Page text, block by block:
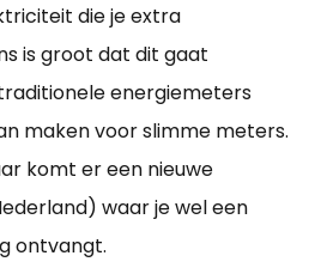
die je extra
is groot dat dit gaat
energiemeters
maken voor slimme meters.
komt er een nieuwe
waar je wel een
ontvangt.